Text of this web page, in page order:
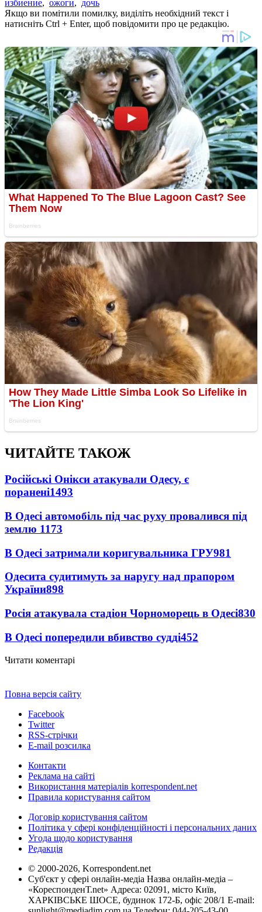
избиение, ожоги, дочь
Якщо ви помітили помилку, виділіть необхідний текст і
натисніть Ctrl + Enter, щоб повідомити про це редакцію.
ЧИТАЙТЕ ТАКОЖ
Російські Онікси атакували Одесу, є
поранені1493
В Одесі автомобіль під час руху провалився під
землю 1173
В Одесі затримали коригувальника ГРУ981
Одесита судитимуть за наругу над прапором
України898
Росія атакувала стадіон Чорноморець в Одесі830
В Одесі попередили вбивство судді452
Читати коментарі
Повна версія сайту
Facebook
Twitter
RSS-стрічки
E-mail розсилка
Контакти
Реклама на сайті
Використання матеріалів korrespondent.net
Правила користування сайтом
Договір користування сайтом
Політика у сфері конфіденційності і персональних даних
Угода щодо користування
Редакція
© 2000-2026, Korrespondent.net
Суб'єкт у сфері онлайн-медіа Назва онлайн-медіа –
«КореспонденТ.net» Адреса: 02091, місто Київ,
ХАРКІВСЬКЕ ШОСЕ, будинок 172-Б, офіс 208/1 E-mail: